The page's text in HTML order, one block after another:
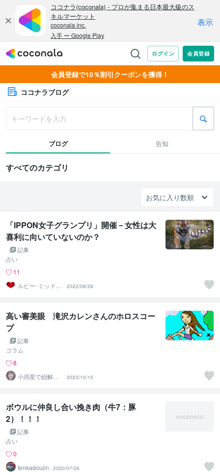
会員登録で10％割引クーポンを獲得！
ココナラブログ
ブログ 告知
すべてのカテゴリ
「IPPON女子グランプリ」開催－女性は大
喜利に向いていないのか？
記事
占い
11
ルビー･ミッドナ
イト
2022/06/26
高い審美眼 滝沢カレンさんのホロスコー
プ
記事
コラム
8
小惑星で紐解く
魂の設計図と使
命｜美月
2023/10/15
ボウルに仲良し合い挽き肉（牛7：豚
2）！！！
記事
占い
0
tenkadoujin
2020/07/26